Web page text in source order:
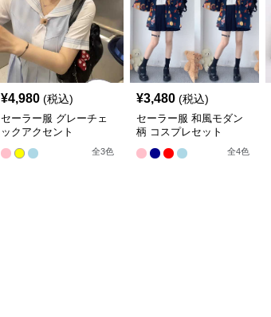
¥4,980 (税込)
セーラー服 グレーチェ
ックアクセント
全3色
¥3,480 (税込)
セーラー服 和風モダン
柄 コスプレセット
全4色